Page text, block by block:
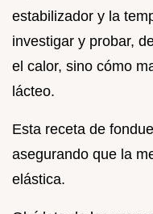
estabilizador y la
investigar y probar,
el calor, sino cómo
lácteo.
Esta receta de
asegurando que la
elástica.